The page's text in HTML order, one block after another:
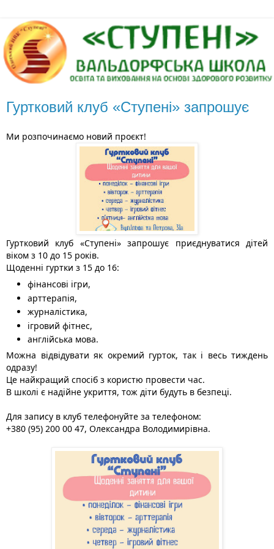
Гуртковий клуб «Ступені» запрошує
Ми розпочинаємо новий проєкт!
Гуртковий клуб «Ступені» запрошує приєднуватися дітей
віком з 10 до 15 років.
Щоденні гуртки з 15 до 16:
фінансові ігри,
арттерапія,
журналістика,
ігровий фітнес,
англійська мова.
Можна відвідувати як окремий гурток, так і весь тиждень
одразу!
Це найкращий спосіб з користю провести час.
В школі є надійне укриття, тож діти будуть в безпеці.
Для запису в клуб телефонуйте за телефоном:
+380 (95) 200 00 47, Олександра Володимирівна.